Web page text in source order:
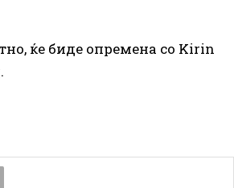
ќе биде опремена со Kirin